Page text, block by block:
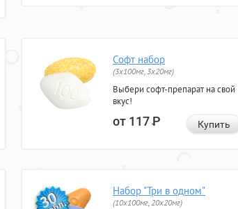
Софт набор
(3x100мг, 3x20мг)
Выбери софт-препарат на свой
вкус!
от 117Р Купить
Набор "Три в одном"
(10x100мг, 20x20мг)